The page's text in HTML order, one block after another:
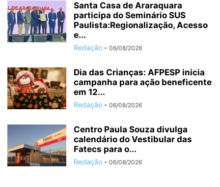
Santa Casa de Araraquara
participa do Seminário SUS
Paulista:Regionalização, Acesso
e...
Redação - 06/08/2026
Dia das Crianças: AFPESP inicia
campanha para ação beneficente
em 12...
Redação - 06/08/2026
Centro Paula Souza divulga
calendário do Vestibular das
Fatecs para o...
Redação - 06/08/2026